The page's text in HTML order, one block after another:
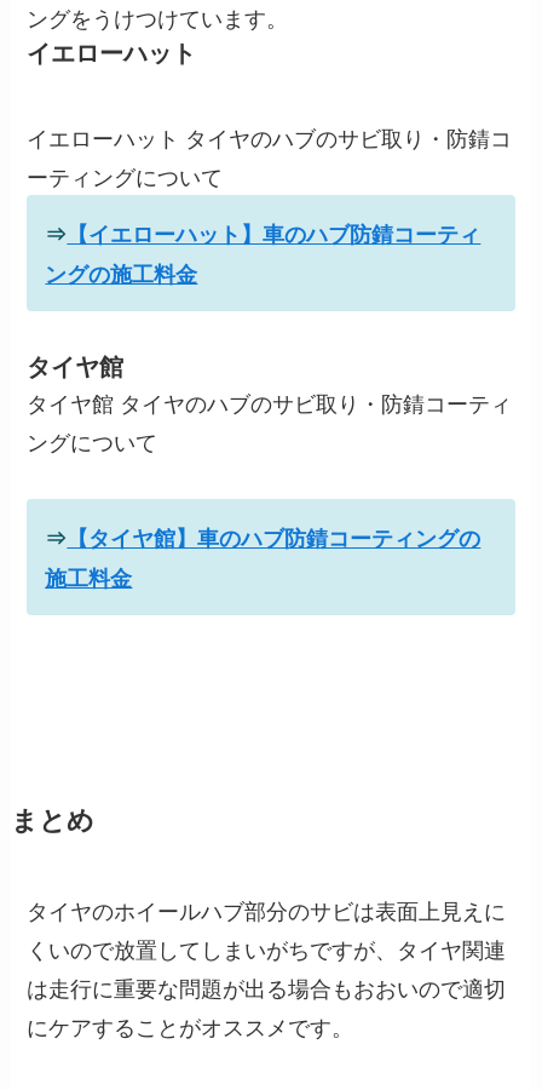
ングをうけつけています。
イエローハット
イエローハット タイヤのハブのサビ取り・防錆コ
ーティングについて
⇒ 【イエローハット】車のハブ防錆コーティ
ングの施工料金
タイヤ館
タイヤ館 タイヤのハブのサビ取り・防錆コーティ
ングについて
⇒ 【タイヤ館】車のハブ防錆コーティングの
施工料金
まとめ
タイヤのホイールハブ部分のサビは表面上見えに
くいので放置してしまいがちですが、タイヤ関連
は走行に重要な問題が出る場合もおおいので適切
にケアすることがオススメです。